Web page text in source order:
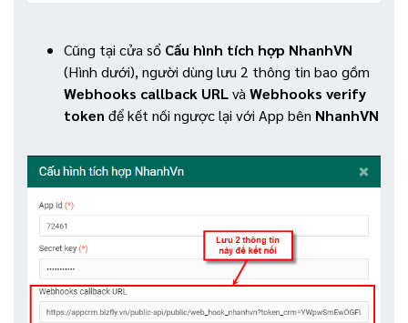
Cũng tại cửa sổ Cấu hình tích hợp NhanhVN
(Hình dưới), người dùng lưu 2 thông tin bao gồm
Webhooks callback URLvà Webhooks verify
token để kết nối ngược lại với App bên NhanhVN